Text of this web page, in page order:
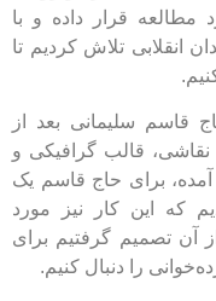
قرار داده و با
تلاش کردیم تا
بعد از
گرافیکی و
حاج قاسم یک
کار نیز مورد
گرفتیم برای
دنبال کنیم.